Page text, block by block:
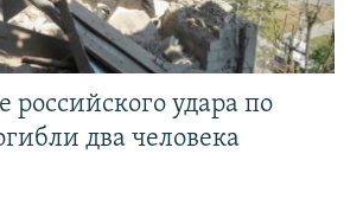
российского удара по
два человека